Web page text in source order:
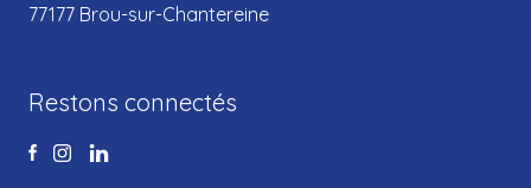
77177 Brou-sur-Chantereine
Restons connectés